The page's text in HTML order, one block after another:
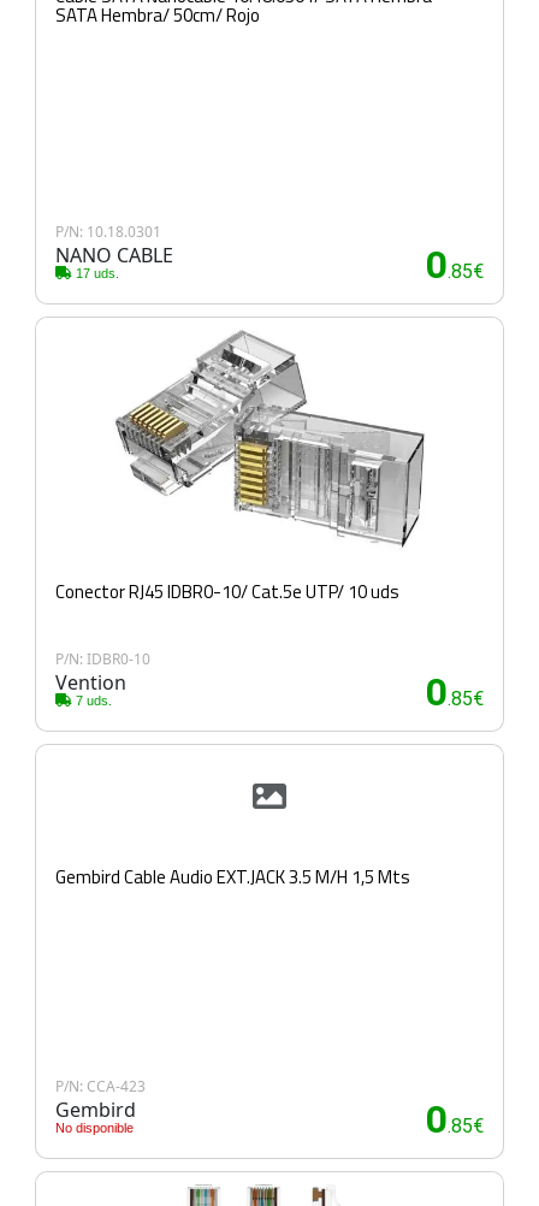
SATA Hembra/ 50cm/ Rojo
P/N: 10.18.0301
NANO CABLE
17 uds. 0.85€
Conector RJ45 IDBR0-10/ Cat.5e UTP/ 10 uds
P/N: IDBR0-10
Vention
7 uds. 0.85€
Gembird Cable Audio EXT.JACK 3.5 M/H 1,5 Mts
P/N: CCA-423
Gembird
No disponible 0.85€